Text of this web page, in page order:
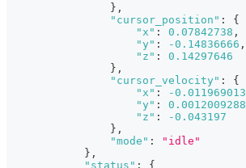
} ,
"cursor_position" :
{
"x" : 0.07842738 ,
"y" : -0.14836666 ,
"z" :
0.14297646
} ,
"cursor_velocity" :
{
"x" : -0.011969013
"y" : 0.0012009288
"z" :
-0.043197
} ,
"mode" :
"idle"
} ,
"status" :
{